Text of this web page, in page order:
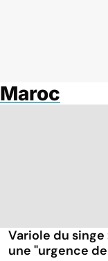
Maroc
Variole du
une "urgence